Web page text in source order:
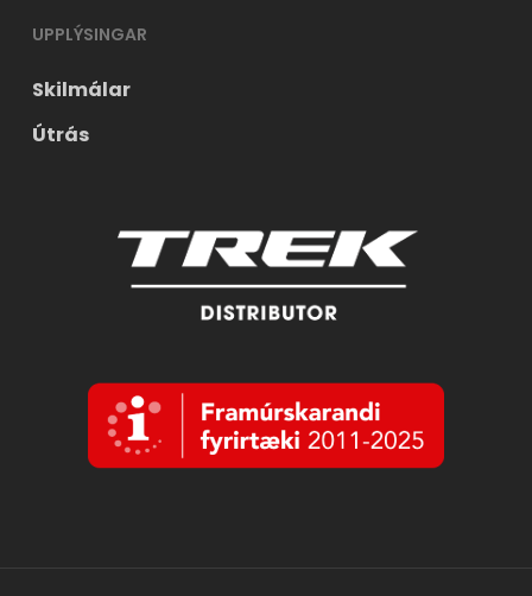
UPPLÝSINGAR
Skilmálar
Útrás